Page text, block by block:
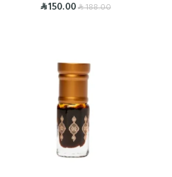
R188.00
R150.00